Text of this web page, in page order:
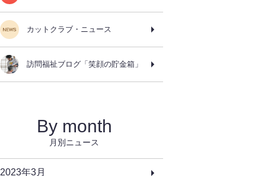
カットクラブ・ニュース
訪問福祉ブログ「笑顔の貯金箱」
By month
月別ニュース
2023年3月